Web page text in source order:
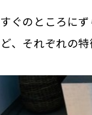
ぐのところにず
、それぞれの特